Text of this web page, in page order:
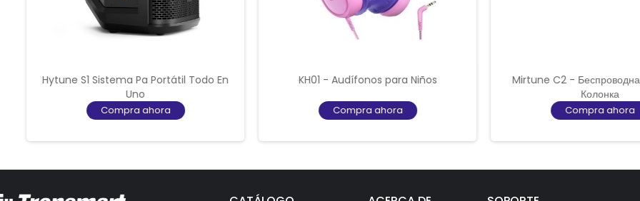
Hytune S1 Sistema Pa Portátil Todo En
Uno
Compra ahora
KH01 - Audífonos para Niños
Compra ahora
Mirtune C2 -
Колонка
Compra ahora